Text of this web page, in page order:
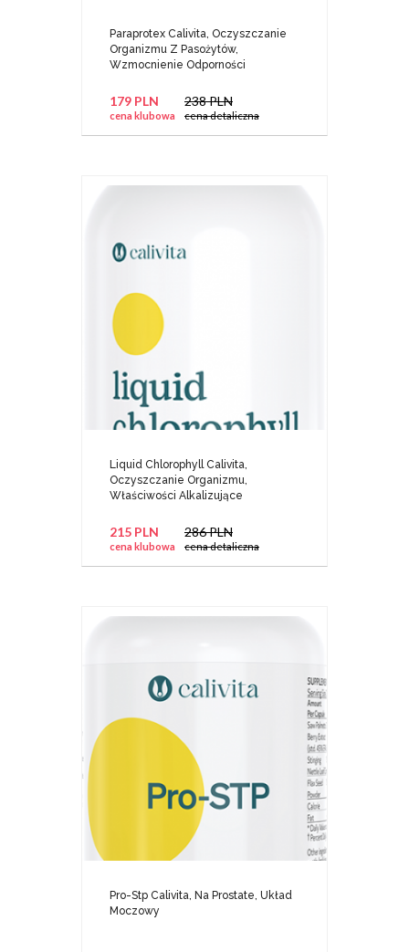
Paraprotex Calivita, Oczyszczanie
Organizmu Z Pasożytów,
Wzmocnienie Odporności
179 PLN
cena klubowa
238 PLN
cena detaliczna
Liquid Chlorophyll Calivita,
Oczyszczanie Organizmu,
Właściwości Alkalizujące
215 PLN
cena klubowa
286 PLN
cena detaliczna
Pro-Stp Calivita, Na Prostate, Układ
Moczowy